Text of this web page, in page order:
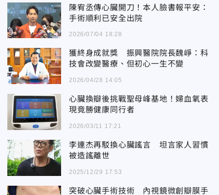
陳宥丞傳心臟開刀！本人臉書報平安：
手術順利已安全出院
2026/07/04 18:28
獲終身成就獎 振興醫院院長魏崢：科
技會改變醫療、但初心一生不變
2026/04/28 14:05
心臟換瓣後挑戰聖母峰基地！婦血氧表
現竟勝健康同行者
2026/03/11 17:21
李連杰再駁換心臟謠言 坦言家人習慣
被造謠離世
2025/12/29 17:53
突破心臟手術技術 內視鏡微創瓣膜手